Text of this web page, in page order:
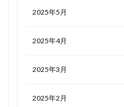
2025年5月
2025年4月
2025年3月
2025年2月